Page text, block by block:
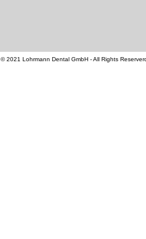
© 2021 Lohrmann Dental GmbH - All Rights